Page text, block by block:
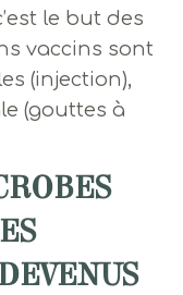
le but des
vaccins sont
(injection),
(gouttes à